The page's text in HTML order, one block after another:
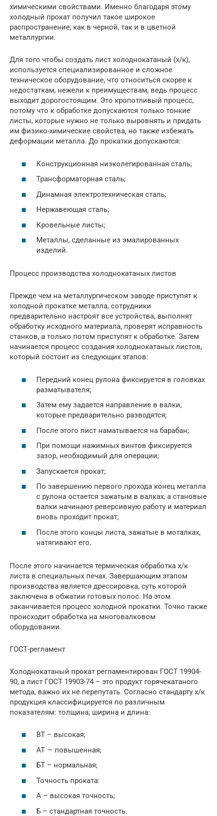
химическими свойствами. Именно благодаря этому
холодный прокат получил такое широкое
распространение, как в черной, так и в цветной
металлургии.
Для того чтобы создать лист холоднокатаный (х/к),
используется специализированное и сложное
техническое оборудование, что относиться скорее к
недостаткам, нежели к преимуществам, ведь процесс
выходит дорогостоящим. Это кропотливый процесс,
потому что к обработке допускаются только тонкие
листы, которые нужно не только выровнять и придать
им физико-химические свойства, но также избежать
деформации металла. До прокатки допускаются:
Конструкционная низколегированная сталь;
Трансформаторная сталь;
Динамная электротехническая сталь;
Нержавеющая сталь;
Кровельные листы;
Металлы, сделанные из эмалированных
изделий.
Процесс производства холоднокатаных листов
Прежде чем на металлургическом заводе приступят к
холодной прокатке металла, сотрудники
предварительно настроят все устройства, выполнят
обработку исходного материала, проверят исправность
станков, а только потом приступят к обработке. Затем
начинается процесс создания холоднокатаных листов,
который состоит из следующих этапов:
Передний конец рулона фиксируется в головках
разматывателя;
Затем ему задается направление в валки,
которые предварительно разводятся;
После этого лист наматывается на барабан;
При помощи нажимных винтов фиксируется
зазор, необходимый для операции;
Запускается прокат;
По завершению первого прохода конец металла
с рулона остается зажатым в валках, а становые
валки начинают реверсивную работу и материал
вновь проходит прокат;
После этого концы листа, зажатые в моталках,
натягивают его.
После этого начинается термическая обработка х/к
листа в специальных печах. Завершающим этапом
производства является дрессировка, суть которой
заключена в обжатии готовых полос. На этом
заканчивается процесс холодной прокатки. Точно также
происходит обработка на многовалковом
оборудовании.
ГОСТ-регламент
Холоднокатаный прокат регламентирован ГОСТ 19904-
90, а лист ГОСТ 19903-74 – это продукт горячекатаного
метода, важно их не перепутать. Согласно стандарту х/к
продукция классифицируется по различным
показателям: толщина, ширина и длина:
ВТ – высокая;
АТ — повышенная;
БТ – нормальная;
Точность проката:
А – высокая точность;
Б – стандартная точность.